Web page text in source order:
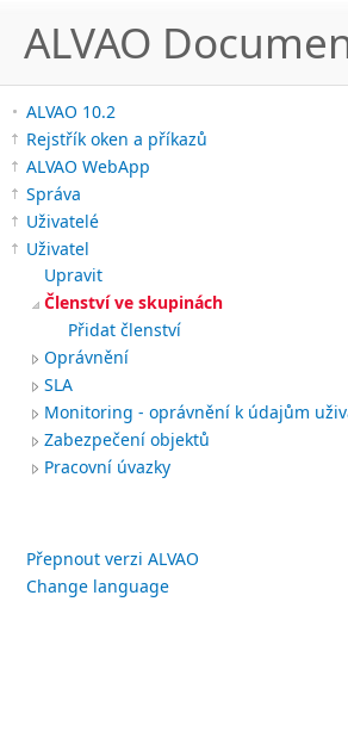
ALVAO
ALVAO 10.2
Rejstřík oken a příkazů
ALVAO WebApp
Správa
Uživatelé
Uživatel
Upravit
Členství ve skupinách
Přidat členství
Oprávnění
SLA
Monitoring - oprávnění k údajům
Zabezpečení objektů
Pracovní úvazky
Přepnout verzi ALVAO
Change language